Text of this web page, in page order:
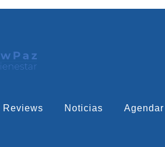
Reviews Noticias Agendar